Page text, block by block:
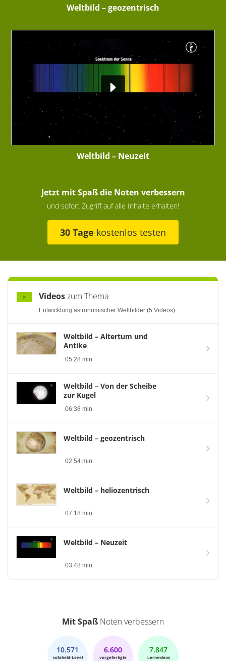
Weltbild – geozentrisch
Weltbild – Neuzeit
Jetzt mit Spaß die Noten verbessern
und sofort Zugriff auf alle Inhalte erhalten!
30 Tage kostenlos testen
Videoszum Thema
Entwicklung astronomischer Weltbilder (5 Videos)
Weltbild – Altertum und
Antike
05:28 min
Weltbild – Von der Scheibe
zur Kugel
06:38 min
Weltbild – geozentrisch
02:54 min
Weltbild – heliozentrisch
07:18 min
Weltbild – Neuzeit
03:48 min
Mit Spaß Noten verbessern
10.571
sofaheld-Level
6.600
vorgefertigte
7.847
Lernvideos